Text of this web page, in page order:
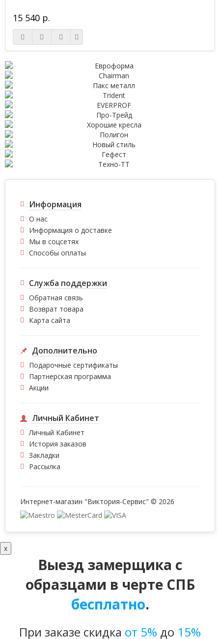
15 540 р.
Информация
О нас
Информация о доставке
Мы в соцсетях
Способы оплаты
Служба поддержки
Обратная связь
Возврат товара
Карта сайта
Дополнительно
Подарочные сертификаты
Партнерская программа
Акции
Личный Кабинет
Личный Кабинет
История заказов
Закладки
Рассылка
Интернет-магазин "Виктория-Сервис" © 2026
x
Выезд замерщика с
образцами в черте СПБ
бесплатно.
При заказе скидка от 5% до 15%